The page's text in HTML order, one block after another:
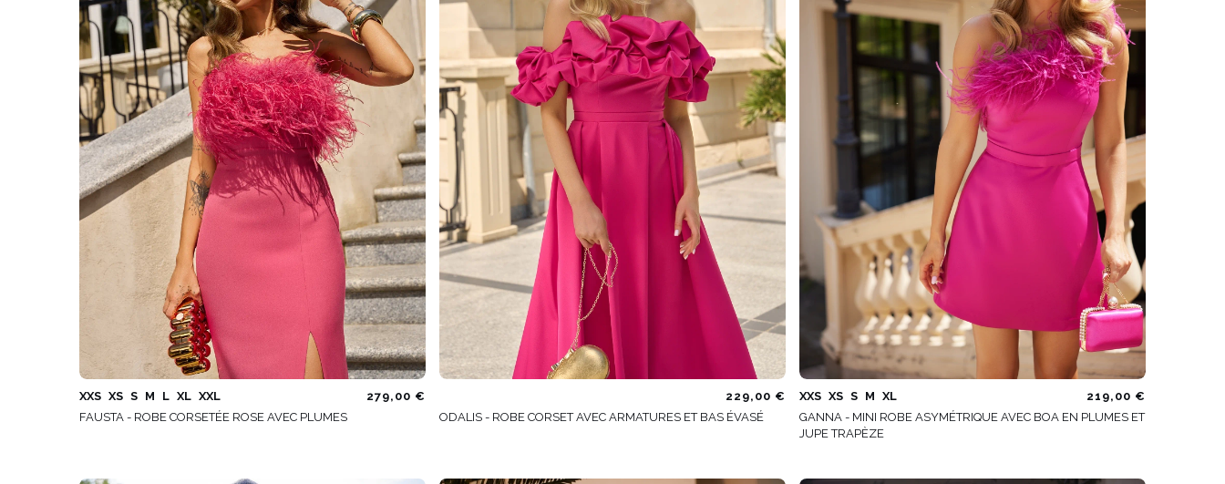
XXS XS S M L XL XXL
279,00 €
FAUSTA - ROBE CORSETÉE ROSE AVEC PLUMES
229,00 €
ODALIS - ROBE CORSET AVEC ARMATURES ET BAS ÉVASÉ
XXS XS S M XL
219,00 €
GANNA - MINI ROBE ASYMÉTRIQUE AVEC BOA EN PLUMES ET
JUPE TRAPÈZE